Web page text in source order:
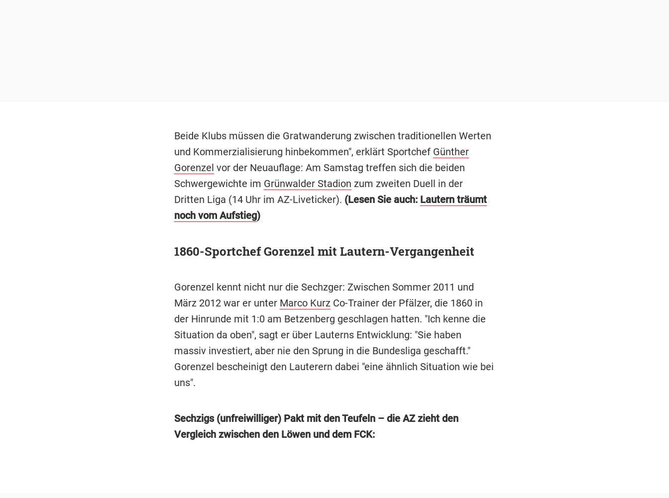
Beide Klubs müssen die Gratwanderung zwischen traditionellen Werten
und Kommerzialisierung hinbekommen", erklärt Sportchef Günther
Gorenzel vor der Neuauflage: Am Samstag treffen sich die beiden
Schwergewichte im Grünwalder Stadion zum zweiten Duell in der
Dritten Liga (14 Uhr im AZ-Liveticker). (Lesen Sie auch: Lautern träumt
noch vom Aufstieg)
1860-Sportchef Gorenzel mit Lautern-Vergangenheit
Gorenzel kennt nicht nur die Sechzger: Zwischen Sommer 2011 und
März 2012 war er unter Marco KurzCo-Trainer der Pfälzer, die 1860 in
der Hinrunde mit 1:0 am Betzenberg geschlagen hatten. "Ich kenne die
Situation da oben", sagt er über Lauterns Entwicklung: "Sie haben
massiv investiert, aber nie den Sprung in die Bundesliga geschafft."
Gorenzel bescheinigt den Lauterern dabei "eine ähnlich Situation wie bei
uns".
Sechzigs (unfreiwilliger) Pakt mit den Teufeln – die AZ zieht den
Vergleich zwischen den Löwen und dem FCK: